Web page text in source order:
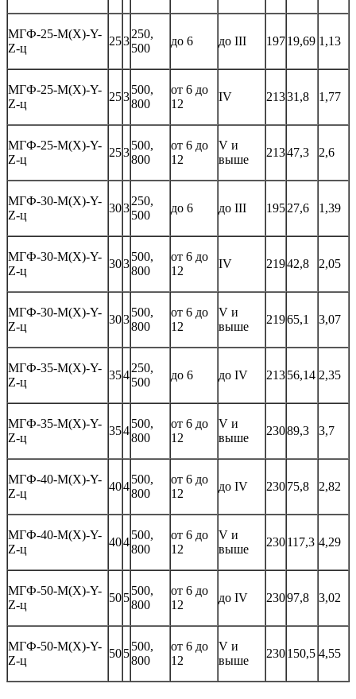
МГФ-25-М(Х)-Y-
Z-ц
253
250,
500
до 6 до III 19719,69 1,13
МГФ-25-М(Х)-Y-
Z-ц
253
500,
800
от 6 до
12
IV 21331,8 1,77
МГФ-25-М(Х)-Y-
Z-ц
253
500,
800
от 6 до
12
V и
выше
21347,3 2,6
МГФ-30-М(Х)-Y-
Z-ц
303
250,
500
до 6 до III 19527,6 1,39
МГФ-30-М(Х)-Y-
Z-ц
303
500,
800
от 6 до
12
IV 21942,8 2,05
МГФ-30-М(Х)-Y-
Z-ц
303
500,
800
от 6 до
12
V и
выше
21965,1 3,07
МГФ-35-М(Х)-Y-
Z-ц
354
250,
500
до 6 до IV 21356,14 2,35
МГФ-35-М(Х)-Y-
Z-ц
354
500,
800
от 6 до
12
V и
выше
23089,3 3,7
МГФ-40-М(Х)-Y-
Z-ц
404
500,
800
от 6 до
12
до IV 23075,8 2,82
МГФ-40-М(Х)-Y-
Z-ц
404
500,
800
от 6 до
12
V и
выше
230117,3 4,29
МГФ-50-М(Х)-Y-
Z-ц
505
500,
800
от 6 до
12
до IV 23097,8 3,02
МГФ-50-М(Х)-Y-
Z-ц
505
500,
800
от 6 до
12
V и
выше
230150,5 4,55